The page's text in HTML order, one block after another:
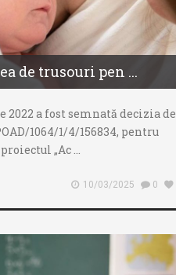
de trusouri pen ...
2022 a fost semnată decizia de
1064/1/4/156834, pentru
proiectul „Ac ...
10/03/2025 0